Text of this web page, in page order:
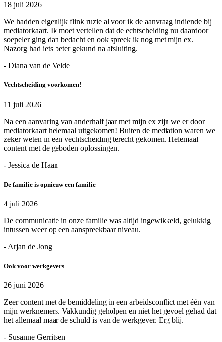
18 juli 2026
We hadden eigenlijk flink ruzie al voor ik de aanvraag indiende bij
mediatorkaart. Ik moet vertellen dat de echtscheiding nu daardoor
soepeler ging dan bedacht en ook spreek ik nog met mijn ex.
Nazorg had iets beter gekund na afsluiting.
- Diana van de Velde
Vechtscheiding voorkomen!
11 juli 2026
Na een aanvaring van anderhalf jaar met mijn ex zijn we er door
mediatorkaart helemaal uitgekomen! Buiten de mediation waren we
zeker weten in een vechtscheiding terecht gekomen. Helemaal
content met de geboden oplossingen.
- Jessica de Haan
De familie is opnieuw een familie
4 juli 2026
De communicatie in onze familie was altijd ingewikkeld, gelukkig
intussen weer op een aanspreekbaar niveau.
- Arjan de Jong
Ook voor werkgevers
26 juni 2026
Zeer content met de bemiddeling in een arbeidsconflict met één van
mijn werknemers. Vakkundig geholpen en niet het gevoel gehad dat
het allemaal maar de schuld is van de werkgever. Erg blij.
- Susanne Gerritsen